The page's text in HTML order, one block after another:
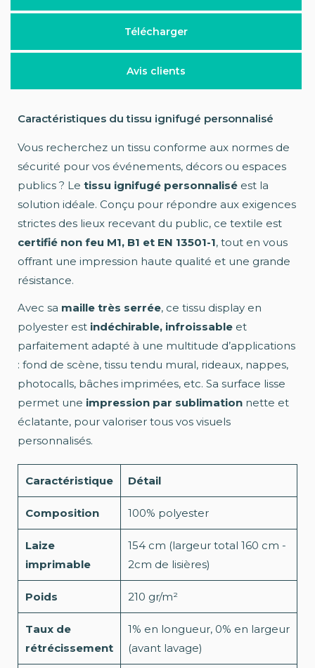
Télécharger
Avis clients
Caractéristiques du tissu ignifugé personnalisé
Vous recherchez un tissu conforme aux normes de
sécurité pour vos événements, décors ou espaces
publics ? Le tissu ignifugé personnalisé est la
solution idéale. Conçu pour répondre aux exigences
strictes des lieux recevant du public, ce textile est
certifié non feu M1, B1 et EN 13501-1, tout en vous
offrant une impression haute qualité et une grande
résistance.
Avec sa maille très serrée, ce tissu display en
polyester est indéchirable, infroissable et
parfaitement adapté à une multitude d’applications
: fond de scène, tissu tendu mural, rideaux, nappes,
photocalls, bâches imprimées, etc. Sa surface lisse
permet une impression par sublimation nette et
éclatante, pour valoriser tous vos visuels
personnalisés.
Caractéristique Détail
Composition 100% polyester
Laize
imprimable
154 cm (largeur total 160 cm -
2cm de lisières)
Poids 210 gr/m²
Taux de
rétrécissement
1% en longueur, 0% en largeur
(avant lavage)